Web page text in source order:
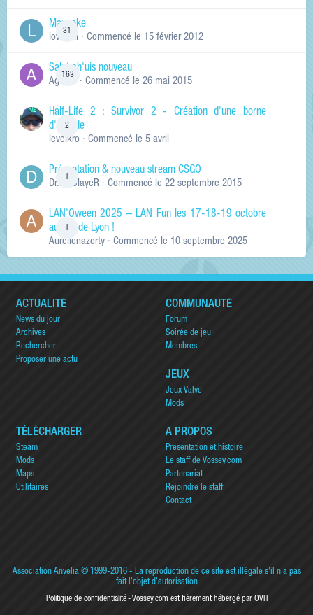
31
Manneke
lowskill · Commencé le 15 février 2012
163
Salut ch'uis nouveau
Ag0Nie · Commencé le 26 mai 2015
2
Half-Life 2 : Survivor 2 - Création d'une borne
d'arcade
levelkro · Commencé le 5 avril
1
Présentation & nouveau stream CSGO
Dr.KinSlayeR · Commencé le 22 septembre 2015
1
LAN'Oween 2025 – LAN Fun les 17-18-19 octobre
au sud de Lyon !
Aurelienazerty · Commencé le 10 septembre 2025
ACTUALITÉ
News du jour
Archives
Rechercher
Proposer une actu
COMMUNAUTÉ
Forum
Soirée de jeu
Membres
JEUX
Jeux Valve
Mods
TÉLÉCHARGER
Steam
Mods
Maps
Utilitaires
A PROPOS
Présentation et histoire
Le staff de Vossey.com
Partenariat
Rejoindre le staff
Contact
Association Anvelia© 1999-2016 - La reproduction de ce site est illégale s'il n'a pas
fait l'objet d'autorisation
Politique de confidentialité Vossey.com est fièrement hébergé par OVH